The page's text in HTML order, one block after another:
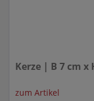
Kerze | B 7 cm
zum Artikel